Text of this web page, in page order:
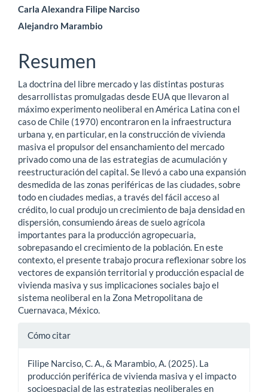
Contenido
principal
del
artículo
Carla Alexandra Filipe Narciso
Alejandro Marambio
Resumen
La doctrina del libre mercado y las distintas posturas
desarrollistas promulgadas desde EUA que llevaron al
máximo experimento neoliberal en América Latina con el
caso de Chile (1970) encontraron en la infraestructura
urbana y, en particular, en la construcción de vivienda
masiva el propulsor del ensanchamiento del mercado
privado como una de las estrategias de acumulación y
reestructuración del capital. Se llevó a cabo una expansión
desmedida de las zonas periféricas de las ciudades, sobre
todo en ciudades medias, a través del fácil acceso al
crédito, lo cual produjo un crecimiento de baja densidad en
dispersión, consumiendo áreas de suelo agrícola
importantes para la producción agropecuaria,
sobrepasando el crecimiento de la población. En este
contexto, el presente trabajo procura reflexionar sobre los
vectores de expansión territorial y producción espacial de
vivienda masiva y sus implicaciones sociales bajo el
sistema neoliberal en la Zona Metropolitana de
Cuernavaca, México.
Detalles
artículo
Cómo citar
Filipe Narciso, C. A., & Marambio, A. (2025). La
producción periférica de vivienda masiva y el impacto
socioespacial de las estrategias neoliberales en